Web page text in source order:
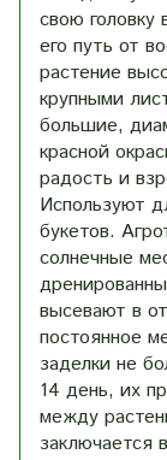
свою головку
его путь от
растение
крупными
большие,
красной
радость и
Используют
букетов.
солнечные
высевают в
постоянное
заделки не
14 день, их
между
заключается